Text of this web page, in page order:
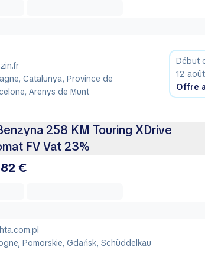
Catalunya, Province de
Arenys de Munt
Début
12
Offre
258 KM Touring XDrive
FV Vat 23%
€
Pomorskie, Gdańsk, Schüddelkau